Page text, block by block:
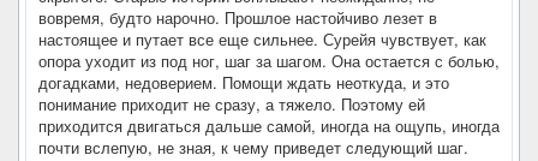
вовремя, будто нарочно. Прошлое настойчиво лезет в
настоящее и путает все еще сильнее. Сурейя чувствует, как
опора уходит из под ног, шаг за шагом. Она остается с болью,
догадками, недоверием. Помощи ждать неоткуда, и это
понимание приходит не сразу, а тяжело. Поэтому ей
приходится двигаться дальше самой, иногда на ощупь, иногда
почти вслепую, не зная, к чему приведет следующий шаг.